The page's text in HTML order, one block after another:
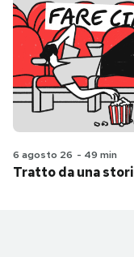
6 agosto 26 - 49 min
Tratto da una